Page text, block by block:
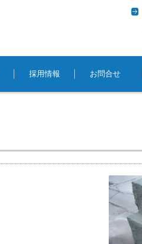
採用情報 お問合せ